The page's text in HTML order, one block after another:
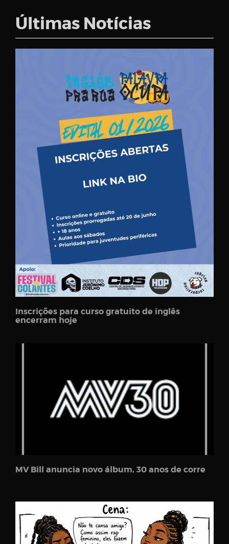
Últimas Notícias
Inscrições para curso gratuito de inglês
encerram hoje
MV Bill anuncia novo álbum, 30 anos de corre